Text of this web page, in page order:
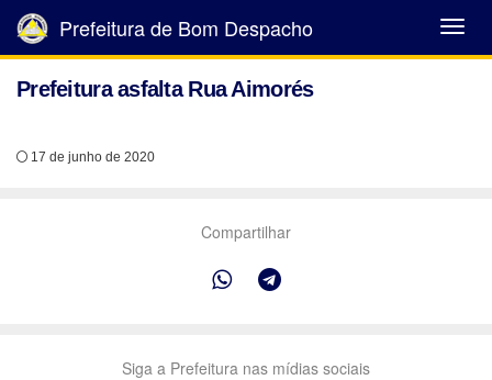
Abrir
Menu
Prefeitura de Bom Despacho
Prefeitura asfalta Rua Aimorés
17 de junho de 2020
Compartilhar
Siga a Prefeitura nas mídias sociais